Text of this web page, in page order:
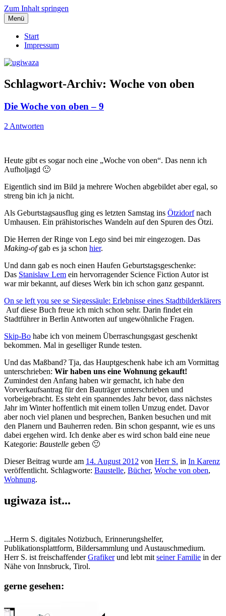
Zum Inhalt springen
ugiwaza
Menü
Start
Impressum
Schlagwort-Archiv: Woche von oben
Die Woche von oben – 9
2 Antworten
Heute gibt es sogar noch eine „Woche von oben“. Das nenn ich
Aufholjagd 🙂
Eigentlich sind im Bild ja mehrere Wochen abgebildet aber egal, so
streng bin ich ja nicht.
Als Geburtstagsausflug ging es letzten Samstag ins Ötzidorfnach
Umhausen. Ein prähistorisches Wandeln auf den Spuren des Ötzi.
Die Herren der Ringe von Lego sind bei mir eingezogen. Das
Making-ofgab es ja schon hier.
Und dann gab es noch einen Haufen Geburtstagsgeschenke:
Das Stanislaw Lem ein hervorragender Science Fiction Autor ist
war mir bekannt, auf dieses Werk bin ich schon ganz gespannt.
On se left you see se Siegessäule: Erlebnisse eines Stadtbilderklärers
Auf diese Buch freue ich mich schon sehr. Darin findet ein
Stadtführer in Berlin Antworten auf ungewöhnliche Fragen.
Skip-Bo habe ich von meinem Überraschungsgast geschenkt
bekommen. Mal in geselliger Runde testen.
Und das Maßband? Tja, das Hauptgeschenk habe ich am Vormittag
unterschrieben: Wir haben uns eine Wohnung gekauft!
Zumindest den Anfang haben wir gemacht, ich habe den
Vorverkaufsantrag für den Bauträger unterschrieben und
vorbeigebracht. Es steht ein spannendes Jahr bevor, dass nächstes
Jahr im Winter hoffentlich mit einem tollen Umzug endet. Davor
aber noch viel planen und besprechen, Banken besuchen und mit
den Planern und Bauherren reden. Bin schon gespannt, wie es uns
dabei ergehen wird. Ich denke aber es wird schon bald eine neue
Kategorie: Baustelle geben 🙂
Dieser Beitrag wurde am 14. August 2012 von Herr S. in In Karenz
veröffentlicht. Schlagworte: Baustelle, Bücher, Woche von oben,
Wohnung.
ugiwaza ist...
...Herrn S. digitales Notizbuch, Erinnerungshelfer,
Publikationsplattform, Bildersammlung und Austauschmedium.
Herr S. ist freischaffenderGrafikerund lebt mit seiner Familie in der
Nähe von Innsbruck, Tirol.
gerne gesehen: